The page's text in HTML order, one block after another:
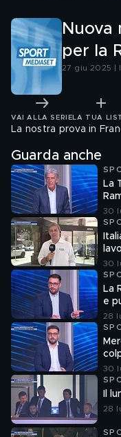
Nuova
per la
27 giu 2025 |
VAI ALLA SERIE LA TUA
La nostra prova in
Guarda anche
La
30
30
La
e
28
30
Il
28